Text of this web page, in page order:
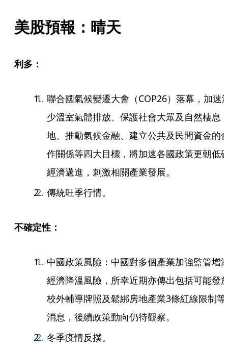
美股預報：晴天
利多：
聯合國氣候變遷大會（COP26）落幕，加速
少溫室氣體排放、保護社會大眾及自然棲息
地、推動氣候金融、建立公共及民間資金的
作關係等四大目標，將加速各國政策更朝低
經濟邁進，刺激相關產業發展。
傳統旺季行情。
不確定性：
中國政策風險：中國對多個產業加強監管增
經濟降溫風險，所幸近期亦傳出包括可能發
校外輔導牌照及鬆綁房地產業3條紅線限制等
消息，後續政策動向仍待觀察。
冬季疫情反撲。